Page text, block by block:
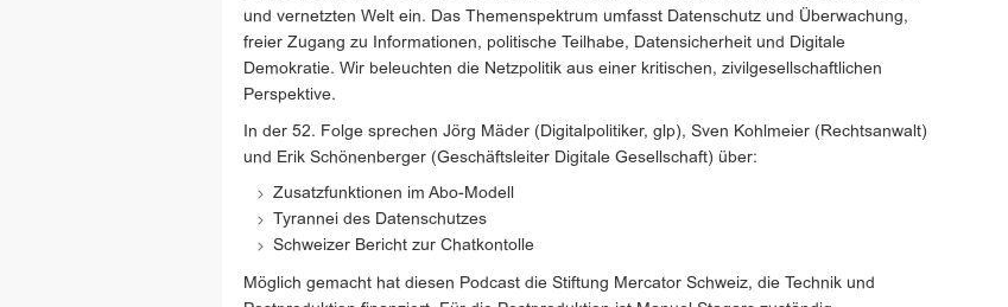
und vernetzten Welt ein. Das Themenspektrum umfasst Datenschutz und Überwachung,
freier Zugang zu Informationen, politische Teilhabe, Datensicherheit und Digitale
Demokratie. Wir beleuchten die Netzpolitik aus einer kritischen, zivilgesellschaftlichen
Perspektive.
In der 52. Folge sprechen Jörg Mäder (Digitalpolitiker, glp), Sven Kohlmeier (Rechtsanwalt)
und Erik Schönenberger (Geschäftsleiter Digitale Gesellschaft) über:
Zusatzfunktionen im Abo-Modell
Tyrannei des Datenschutzes
Schweizer Bericht zur Chatkontolle
Möglich gemacht hat diesen Podcast die Stiftung Mercator Schweiz, die Technik und